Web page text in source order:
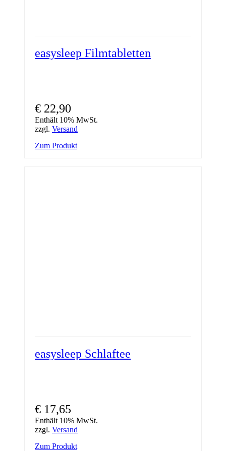
easysleep Filmtabletten
€ 22,90
Enthält 10% MwSt.
zzgl. Versand
Zum Produkt
easysleep Schlaftee
€ 17,65
Enthält 10% MwSt.
zzgl. Versand
Zum Produkt